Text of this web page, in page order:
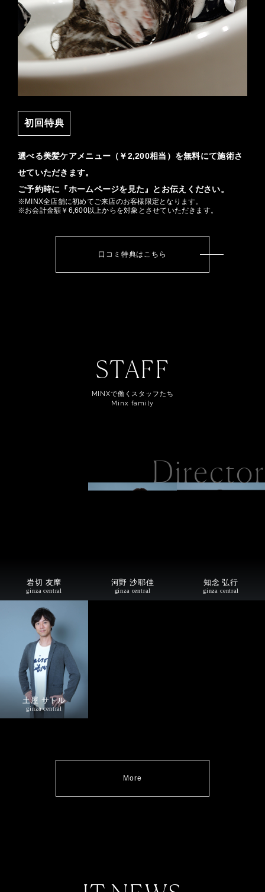
初回特典
選べる美髪ケアメニュー（￥2,200相当）を無料にて施術さ
せていただきます。
ご予約時に『ホームページを見た』とお伝えください。
※MINX全店舗に初めてご来店のお客様限定となります。
※お会計金額￥6,600以上からを対象とさせていただきます。
口コミ特典はこちら
STAFF
MINXで働くスタッフたち
Minx family
Director
岩切 友摩
ginza central
河野 沙耶佳
ginza central
知念 弘行
ginza central
土屋 サトル
ginza central
More